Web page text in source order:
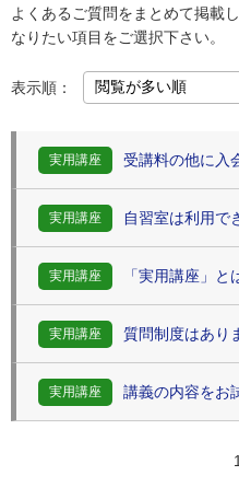
よくあるご質問をまとめて掲載
なりたい項目をご選択下さい。
表示順：
実用講座 受講料の他に入
実用講座 自習室は利用で
実用講座 「実用講座」と
実用講座 質問制度はあり
実用講座 講義の内容をお